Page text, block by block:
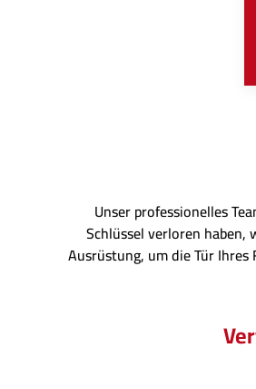
Unser professionelles
Schlüssel verloren
Ausrüstung, um die Tür